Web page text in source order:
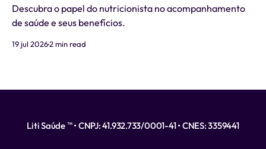
Descubra o papel do nutricionista no acompanhamento
de saúde e seus benefícios.
19 jul 20262 min read
Liti Saúde ™ • CNPJ: 41.932.733/0001-41 • CNES: 3359441